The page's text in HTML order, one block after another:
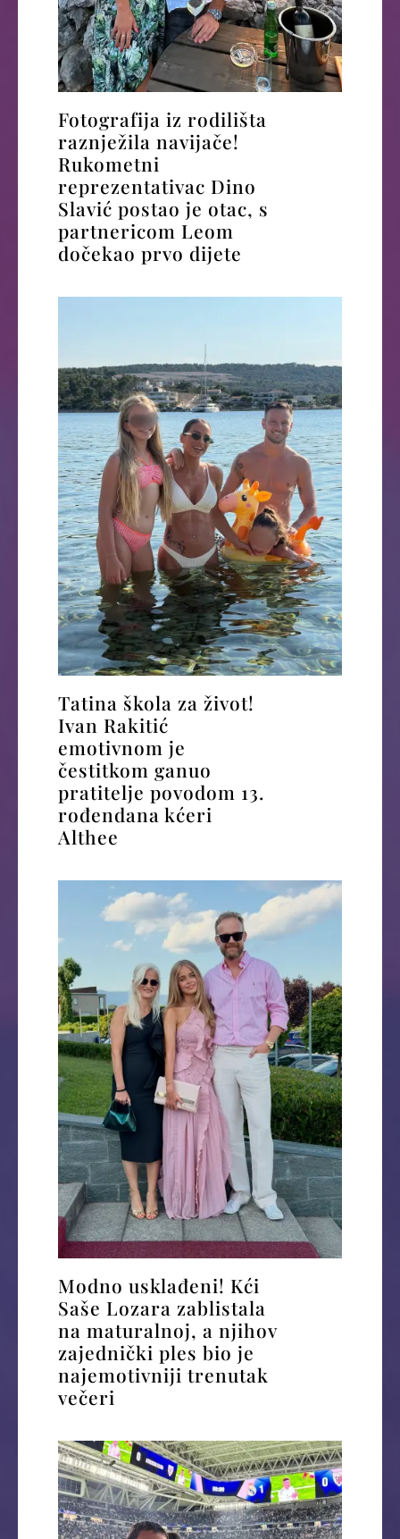
Fotografija iz rodilišta
raznježila navijače!
Rukometni
reprezentativac Dino
Slavić postao je otac, s
partnericom Leom
dočekao prvo dijete
Tatina škola za život!
Ivan Rakitić
emotivnom je
čestitkom ganuo
pratitelje povodom 13.
rođendana kćeri
Althee
Modno usklađeni! Kći
Saše Lozara zablistala
na maturalnoj, a njihov
zajednički ples bio je
najemotivniji trenutak
večeri